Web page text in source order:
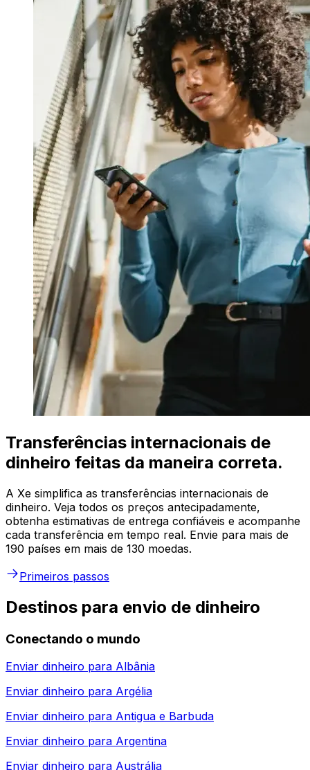
Transferências internacionais de
dinheiro feitas da maneira correta.
A Xe simplifica as transferências internacionais de
dinheiro. Veja todos os preços antecipadamente,
obtenha estimativas de entrega confiáveis e acompanhe
cada transferência em tempo real. Envie para mais de
190 países em mais de 130 moedas.
Primeiros passos
Destinos para envio de dinheiro
Conectando o mundo
Enviar dinheiro para Albânia
Enviar dinheiro para Argélia
Enviar dinheiro para Antigua e Barbuda
Enviar dinheiro para Argentina
Enviar dinheiro para Austrália